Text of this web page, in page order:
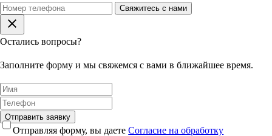
Свяжитесь с нами
Остались вопросы?
Заполните форму и мы свяжемся с вами в ближайшее время.
Отправить заявку
Отправляя форму, вы даетеСогласие на обработку